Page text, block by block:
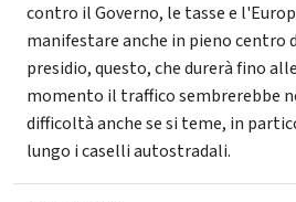
contro il Governo, le tasse e
manifestare anche in pieno centro
presidio, questo, che durerà fino
momento il traffico sembrerebbe
difficoltà anche se si teme, in
lungo i caselli autostradali.